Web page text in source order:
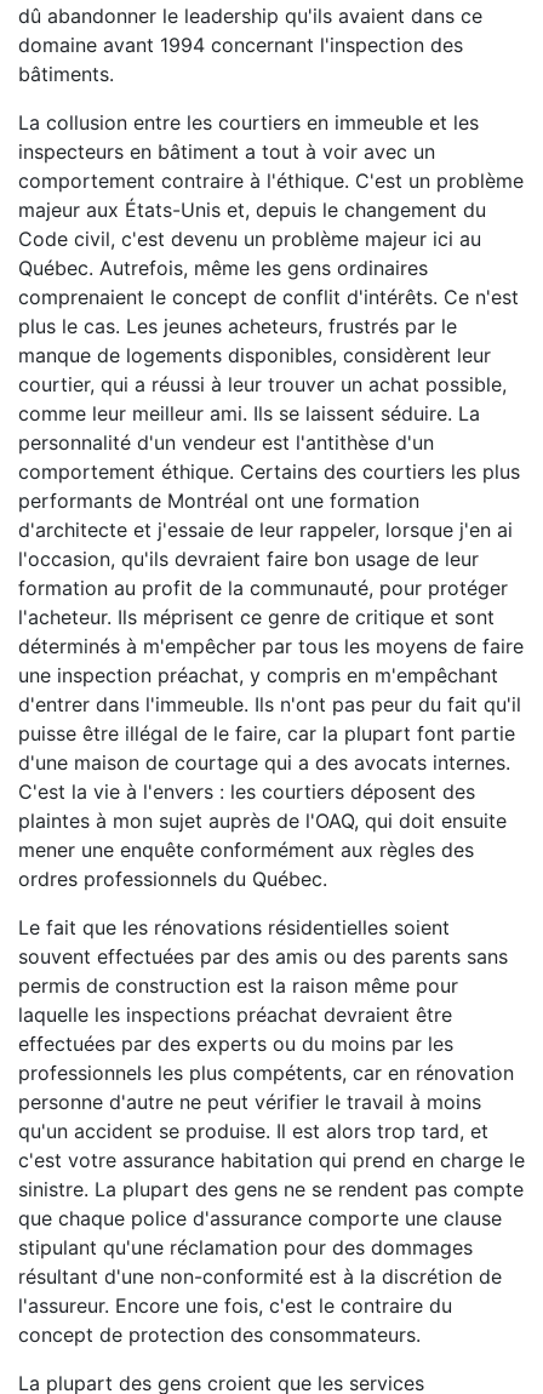
dû abandonner le leadership qu'ils avaient dans ce
domaine avant 1994 concernant l'inspection des
bâtiments.
La collusion entre les courtiers en immeuble et les
inspecteurs en bâtiment a tout à voir avec un
comportement contraire à l'éthique. C'est un problème
majeur aux États-Unis et, depuis le changement du
Code civil, c'est devenu un problème majeur ici au
Québec. Autrefois, même les gens ordinaires
comprenaient le concept de conflit d'intérêts. Ce n'est
plus le cas. Les jeunes acheteurs, frustrés par le
manque de logements disponibles, considèrent leur
courtier, qui a réussi à leur trouver un achat possible,
comme leur meilleur ami. Ils se laissent séduire. La
personnalité d'un vendeur est l'antithèse d'un
comportement éthique. Certains des courtiers les plus
performants de Montréal ont une formation
d'architecte et j'essaie de leur rappeler, lorsque j'en ai
l'occasion, qu'ils devraient faire bon usage de leur
formation au profit de la communauté, pour protéger
l'acheteur. Ils méprisent ce genre de critique et sont
déterminés à m'empêcher par tous les moyens de faire
une inspection préachat, y compris en m'empêchant
d'entrer dans l'immeuble. Ils n'ont pas peur du fait qu'il
puisse être illégal de le faire, car la plupart font partie
d'une maison de courtage qui a des avocats internes.
C'est la vie à l'envers : les courtiers déposent des
plaintes à mon sujet auprès de l'OAQ, qui doit ensuite
mener une enquête conformément aux règles des
ordres professionnels du Québec.
Le fait que les rénovations résidentielles soient
souvent effectuées par des amis ou des parents sans
permis de construction est la raison même pour
laquelle les inspections préachat devraient être
effectuées par des experts ou du moins par les
professionnels les plus compétents, car en rénovation
personne d'autre ne peut vérifier le travail à moins
qu'un accident se produise. Il est alors trop tard, et
c'est votre assurance habitation qui prend en charge le
sinistre. La plupart des gens ne se rendent pas compte
que chaque police d'assurance comporte une clause
stipulant qu'une réclamation pour des dommages
résultant d'une non-conformité est à la discrétion de
l'assureur. Encore une fois, c'est le contraire du
concept de protection des consommateurs.
La plupart des gens croient que les services